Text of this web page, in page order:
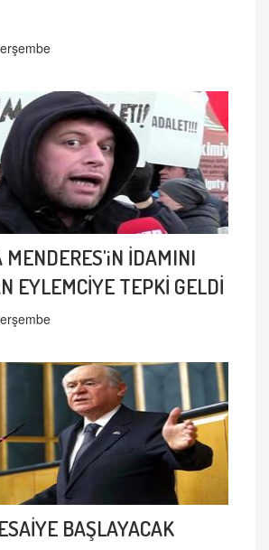
MENDERES'iN İDAMINI
EYLEMCİYE TEPKİ GELDİ
BAŞLAYACAK